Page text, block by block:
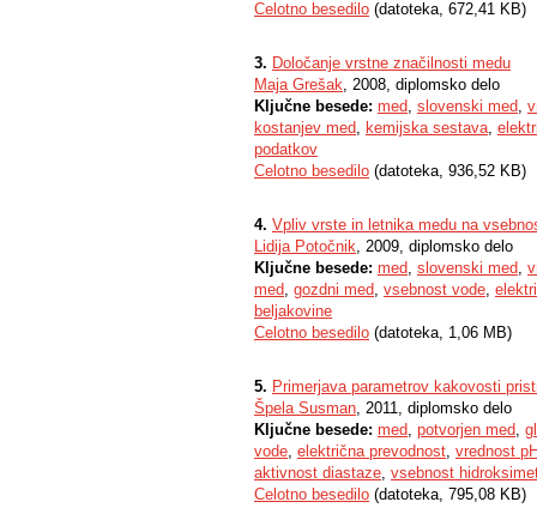
Celotno besedilo (datoteka, 672,41 KB)
3. Določanje vrstne značilnosti medu
Maja Grešak, 2008, diplomsko delo
Ključne besede: med, slovenski med,
kostanjev med, kemijska sestava,
podatkov
Celotno besedilo (datoteka, 936,52 KB)
4. Vpliv vrste in letnika medu na
Lidija Potočnik, 2009, diplomsko delo
Ključne besede: med, slovenski med,
med, gozdni med, vsebnost vode,
beljakovine
Celotno besedilo (datoteka, 1,06 MB)
5. Primerjava parametrov kakovosti
Špela Susman, 2011, diplomsko delo
Ključne besede: med, potvorjen med,
vode, električna prevodnost, vrednost
aktivnost diastaze, vsebnost
Celotno besedilo (datoteka, 795,08 KB)